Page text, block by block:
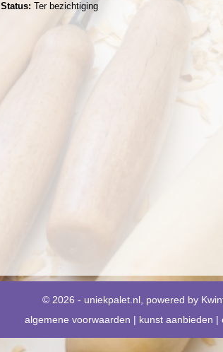
Status: Ter bezichtiging
© 2026 - uniekpalet.nl, powered by
algemene voorwaarden | kunst aanbieden |